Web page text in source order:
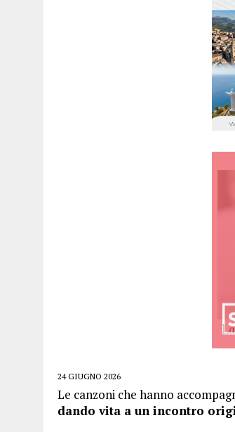
24 GIUGNO 2026
Le canzoni che hanno
dando vita a un incontro